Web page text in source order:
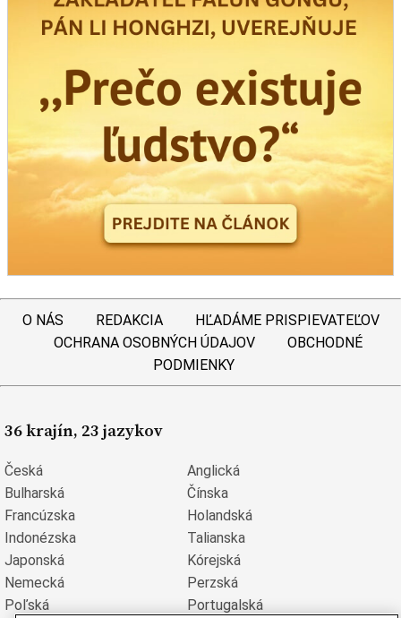
O NÁS REDAKCIA
HĽADÁME PRISPIEVATEĽOV
OCHRANA OSOBNÝCH ÚDAJOV
OBCHODNÉ
PODMIENKY
36 krajín, 23 jazykov
Česká
Anglická
Bulharská
Čínska
Francúzska
Holandská
Indonézska
Talianska
Japonská
Kórejská
Nemecká
Perzská
Poľská
Portugalská